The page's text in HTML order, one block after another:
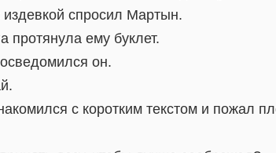
спросил Мартын.
протянула ему буклет.
он.
с коротким текстом и пожал